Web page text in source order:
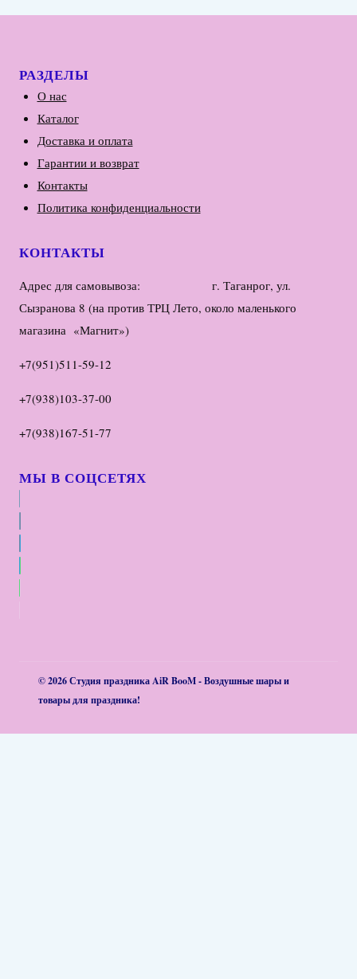
РАЗДЕЛЫ
О нас
Каталог
Доставка и оплата
Гарантии и возврат
Контакты
Политика конфиденциальности
КОНТАКТЫ
Адрес для самовывоза: г. Таганрог, ул.
Сызранова 8 (на против ТРЦ Лето, около маленького
магазина «Магнит»)
+7(951)511-59-12
+7(938)103-37-00
+7(938)167-51-77
МЫ В СОЦСЕТЯХ
© 2026 Студия праздника AiR BooM - Воздушные шары и
товары для праздника!